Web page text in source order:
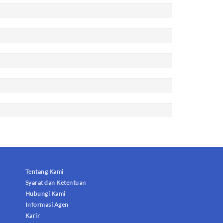
Tentang Kami
Syarat dan Ketentuan
Hubungi Kami
Informasi Agen
Karir